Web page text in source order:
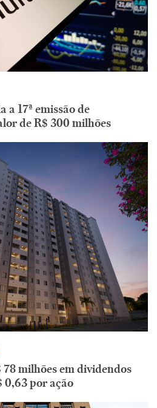
17ª emissão de
de R$ 300 milhões
milhões em dividendos
0,63 por ação